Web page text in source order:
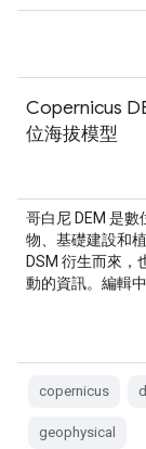
Copernicus
位海拔模型
哥白尼 DEM 是
物、基礎建設和
DSM 衍生而來，
動的資訊。編輯中
copernicus
geophysical